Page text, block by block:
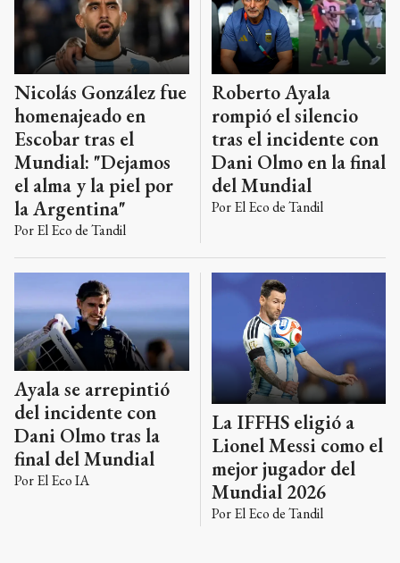
Nicolás González fue
homenajeado en
Escobar tras el
Mundial: "Dejamos
el alma y la piel por
la Argentina"
PorEl Eco de Tandil
Roberto Ayala
rompió el silencio
tras el incidente con
Dani Olmo en la final
del Mundial
PorEl Eco de Tandil
Ayala se arrepintió
del incidente con
Dani Olmo tras la
final del Mundial
PorEl Eco IA
La IFFHS eligió a
Lionel Messi como el
mejor jugador del
Mundial 2026
PorEl Eco de Tandil